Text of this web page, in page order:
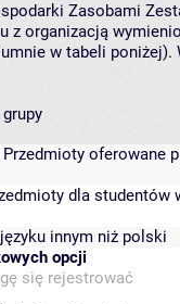
Zasobami
z organizacją
w tabeli
Przedmioty oferowane
dla studentów
innym niż polski
opcji
się rejestrować